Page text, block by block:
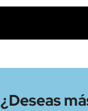
¿Deseas